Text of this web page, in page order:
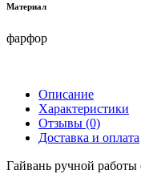
Материал
фарфор
Описание
Характеристики
Отзывы (0)
Доставка и оплата
Гайвань ручной